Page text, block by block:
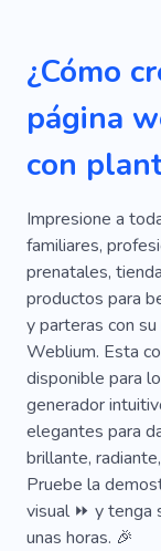
Literatura
Kindergarten
Ayuda
Alegría
Guardería
Preescolar
Día Festivo
Despedida
Cumpleaños
Chicos
¿Cómo
página
con
Impresione a
familiares,
prenatales,
productos para
y parteras con
Weblium. Esta
disponible para
generador
elegantes para
brillante,
Pruebe la
visual ⏩ y tenga
unas horas. 🎉